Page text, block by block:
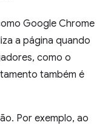
Google Chrome
a página quando
como o
também é
Por exemplo, ao